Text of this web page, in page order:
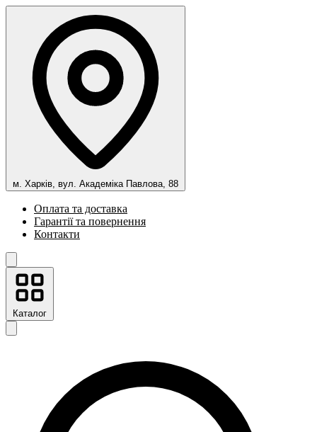
м. Харків, вул. Академіка Павлова, 88
Оплата та доставка
Гарантії та повернення
Контакти
Каталог